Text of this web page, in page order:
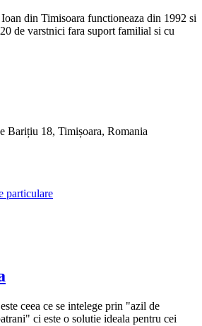
din Timisoara functioneaza din 1992 si
de varstnici fara suport familial si cu
Barițiu 18, Timișoara, Romania
particulare
ceea ce se intelege prin "azil de
ci este o solutie ideala pentru cei